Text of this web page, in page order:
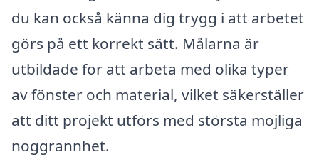
du kan också känna dig trygg i att arbetet
görs på ett korrekt sätt. Målarna är
utbildade för att arbeta med olika typer
av fönster och material, vilket säkerställer
att ditt projekt utförs med största möjliga
noggrannhet.